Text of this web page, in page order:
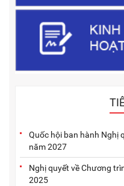
Quốc hội ban hành Nghị
năm 2027
Nghị quyết về Chương
2025